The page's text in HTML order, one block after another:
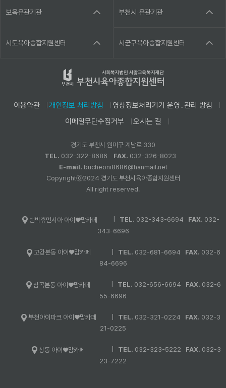
보육유관기관 부천시 유관기관
시도육아종합지원센터 시군구육아종합지원센터
이용약관 개인정보 처리방침
영상정보처리기기 운영․관리 방침
이메일무단수집거부
오시는 길
경기도 부천시 원미구 계남로 330
TEL. 032-322-8686 FAX. 032-326-8023
E-mail. bucheoni8686@hanmail.net
Copyrightⓒ2024 경기도 부천시육아종합지원센터
All right reserved.
범박휴먼시아 아이♥맘카페 TEL. 032-343-6694 FAX. 032-
343-6696
고강본동 아이♥맘카페 TEL. 032-681-6694 FAX. 032-6
84-6696
심곡본동 아이♥맘카페 TEL. 032-656-6694 FAX. 032-6
55-6696
부천아이파크 아이♥맘카페 TEL. 032-321-0224 FAX. 032-3
21-0225
상동 아이♥맘카페 TEL. 032-323-5222 FAX. 032-3
23-7222